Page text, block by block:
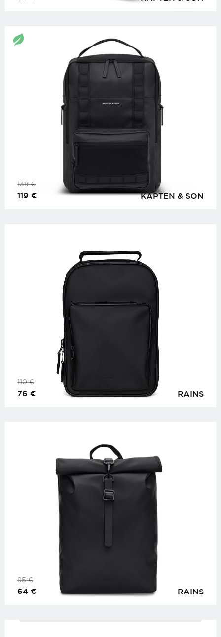
KAPTEN & SON
139€
119 €
RAINS
110€
76 €
RAINS
95€
64 €